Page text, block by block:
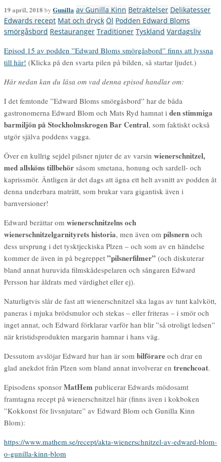
19 april, 2018 by Gunilla av Gunilla Kinn Betraktelser Delikatesser
Edwards recept Mat och dryck Öl Podden Edward Bloms
smörgåsbord Restauranger Traditioner Tyskland Vardagsliv
Episod 15 av podden ”Edward Bloms smörgåsbord” finns att lyssna
till här! (Klicka på den svarta pilen på bilden, så startar ljudet.)
Här nedan kan du läsa om vad denna episod handlar om:
I det femtonde ”Edward Bloms smörgåsbord” har de båda
gastronomerna Edward Blom och Mats Ryd hamnat i den stimmiga
barmiljön på Stockholmskrogen Bar Central, som faktiskt också
utgör själva poddens vagga.
Över en kullrig sejdel pilsner njuter de av varsin wienerschnitzel,
med allsköns tillbehör såsom smetana, honung och sardell- och
kaprissmör. Äntligen är det dags att ägna ett helt avsnitt av podden åt
denna underbara maträtt, som brukar vara gigantisk även i
barnversioner!
Edward berättar om wienerschnitzelns och
wienerschnitzelgarnityrets historia, men även om pilsnern och
dess ursprung i det tysktjeckiska Plzen – och som av en händelse
kommer de även in på begreppet ”pilsnerfilmer” (och diskuterar
bland annat huruvida filmskådespelaren och sångaren Edward
Persson har åldrats med värdighet eller ej).
Naturligtvis slår de fast att wienerschnitzel ska lagas av tunt kalvkött,
paneras i mjuka brödsmulor och stekas – eller friteras – i smör och
inget annat, och Edward förklarar varför han blir ”så otroligt ledsen”
när kristidsprodukten margarin hamnar i hans väg.
Dessutom avslöjar Edward hur han är som bilförare och drar en
glad anekdot från Plzen som bland annat involverar en trenchcoat.
Episodens sponsor MatHem publicerar Edwards mödosamt
framtagna recept på wienerschnitzel här (finns även i kokboken
”Kokkonst för livsnjutare” av Edward Blom och Gunilla Kinn
Blom):
https://www.mathem.se/recept/akta-wienerschnitzel-av-edward-blom-
o-gunilla-kinn-blom